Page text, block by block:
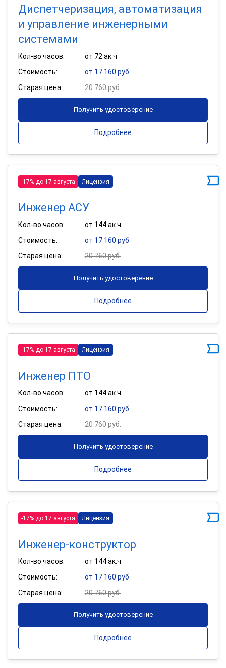
Диспетчеризация, автоматизация
и управление инженерными
системами
Кол-во часов:
от 72 ак.ч
Стоимость:
от 17 160 руб.
Старая цена:
20 760 руб.
Получить удостоверение
Подробнее
-17% до 17 августа Лицензия
Инженер АСУ
Кол-во часов:
от 144 ак.ч
Стоимость:
от 17 160 руб.
Старая цена:
20 760 руб.
Получить удостоверение
Подробнее
-17% до 17 августа Лицензия
Инженер ПТО
Кол-во часов:
от 144 ак.ч
Стоимость:
от 17 160 руб.
Старая цена:
20 760 руб.
Получить удостоверение
Подробнее
-17% до 17 августа Лицензия
Инженер-конструктор
Кол-во часов:
от 144 ак.ч
Стоимость:
от 17 160 руб.
Старая цена:
20 760 руб.
Получить удостоверение
Подробнее